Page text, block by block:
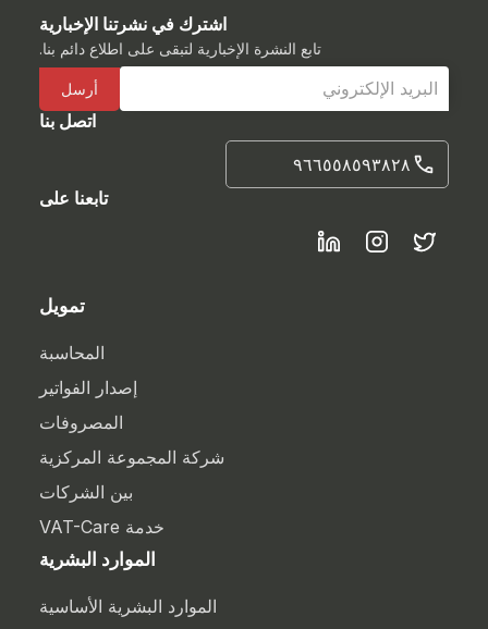
اشترك في نشرتنا الإخبارية
تابع النشرة الإخبارية لتبقى على اطلاع دائم بنا.
اتصل بنا
٩٦٦٥٥٨٥٩٣٨٢٨
تابعنا على
تمويل
المحاسبة
إصدار الفواتير
المصروفات
شركة المجموعة المركزية
بين الشركات
خدمة VAT-Care
الموارد البشرية
الموارد البشرية الأساسية